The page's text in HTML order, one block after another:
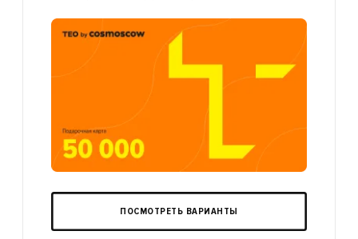
ПОСМОТРЕТЬ ВАРИАНТЫ